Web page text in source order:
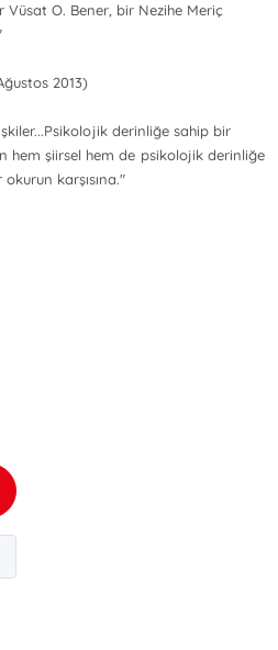
O. Bener, bir Nezihe Meriç
2013)
derinliğe sahip bir
hem şiirsel hem de psikolojik derinliğe
karşısına."